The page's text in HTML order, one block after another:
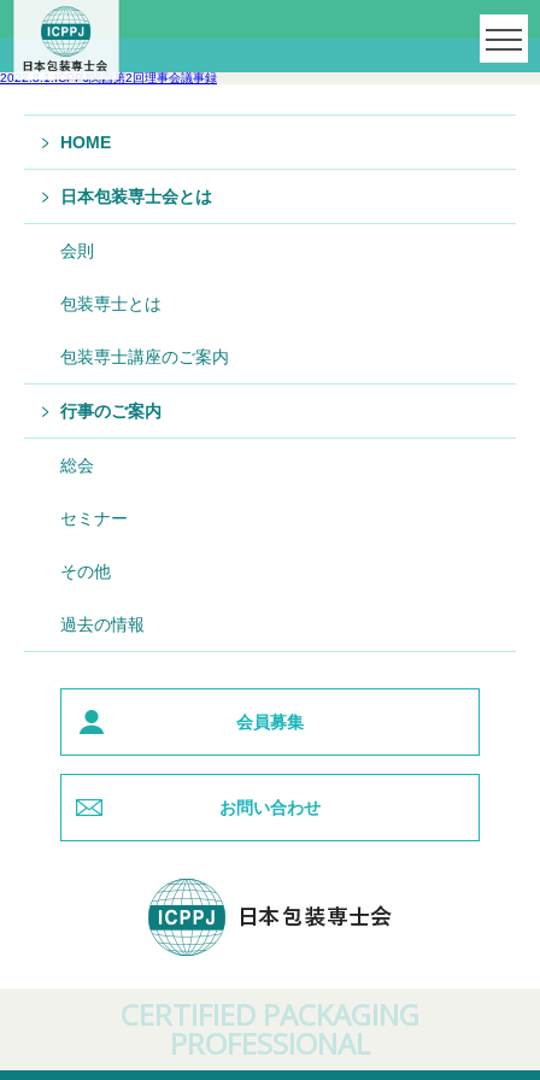
2022.8.1.ICPPJ関西第2回理事会議事録
HOME
日本包装専士会とは
会則
包装専士とは
包装専士講座のご案内
行事のご案内
総会
セミナー
その他
過去の情報
会員募集
お問い合わせ
CERTIFIED PACKAGING
PROFESSIONAL